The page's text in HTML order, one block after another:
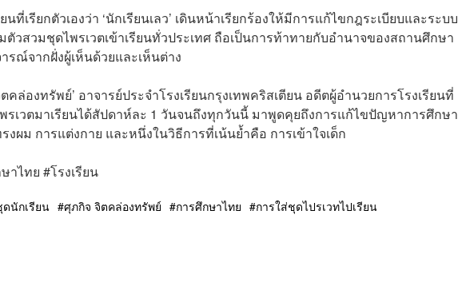
เรียกตัวเองว่า ‘นักเรียนเลว’ เดินหน้าเรียกร้องให้มีการแก้ไขกฎระเบียบและระบบ
วสวมชุดไพรเวตเข้าเรียนทั่วประเทศ ถือเป็นการท้าทายกับอำนาจของสถานศึกษา
รณ์จากฝั่งผู้เห็นด้วยและเห็นต่าง
คล่องทรัพย์’ อาจารย์ประจำโรงเรียนกรุงเทพคริสเตียน อดีตผู้อำนวยการโรงเรียนที่
เวตมาเรียนได้สัปดาห์ละ 1 วันจนถึงทุกวันนี้ มาพูดคุยถึงการแก้ไขปัญหาการศึกษา
งผม การแต่งกาย และหนึ่งในวิธีการที่เน้นย้ำคือ การเข้าใจเด็ก
าไทย #โรงเรียน
ดนักเรียน ศุภกิจ จิตคล่องทรัพย์ การศึกษาไทย การใส่ชุดไปรเวทไปเรียน